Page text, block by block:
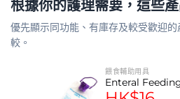
袋，採用半透明醫療級材質製成，
袋身設計輕巧，搭配加大滾軸夾
易，並設有易於接駁的標準接口
根據你的護理需要，這些
優先顯示同功能、有庫存及較受歡迎
較。
餵食輔助用具
Enteral